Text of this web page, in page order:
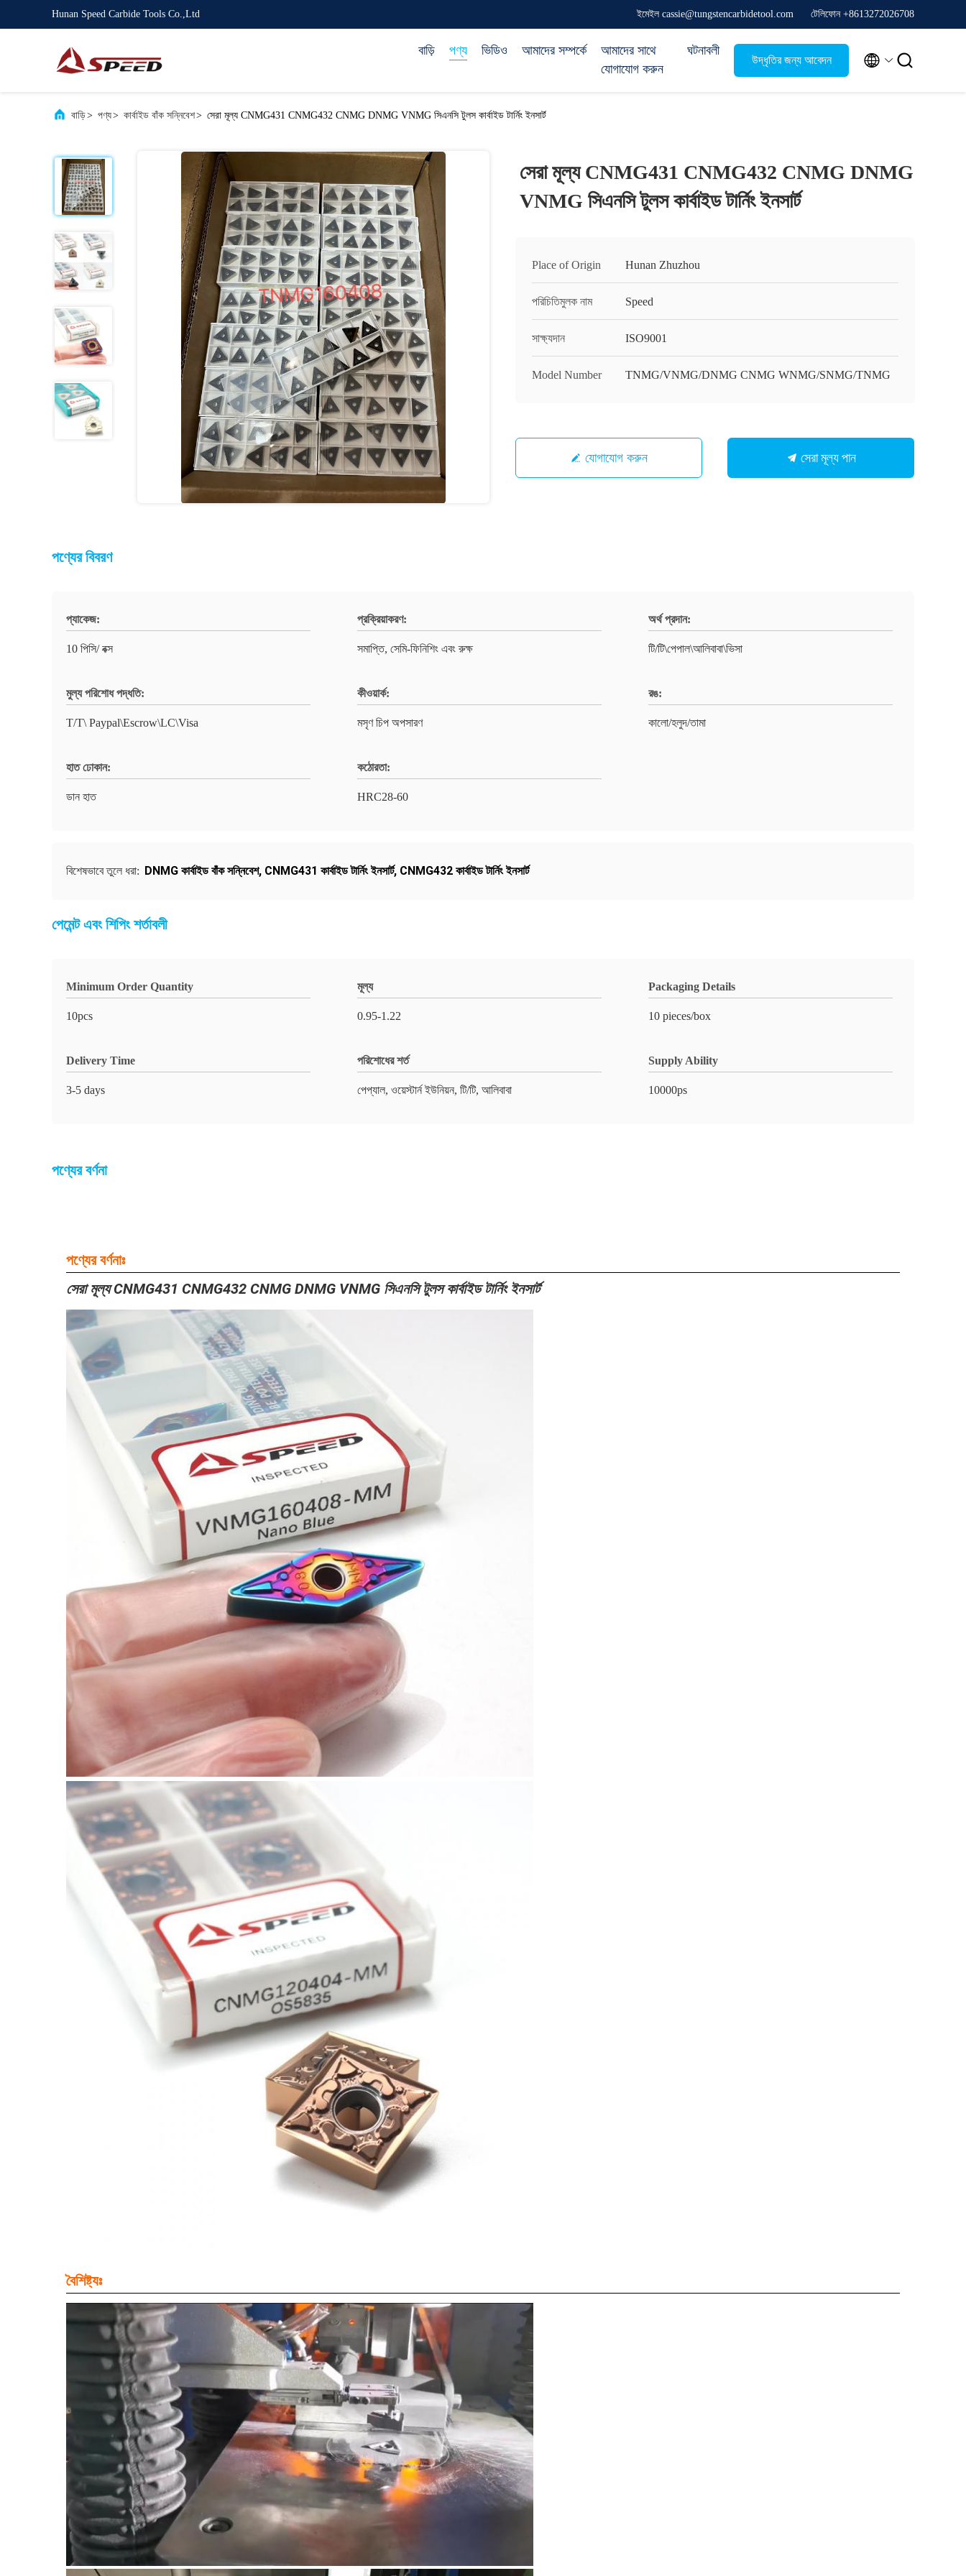
Hunan Speed Carbide Tools Co.,Ltd ইমেইল cassie@tungstencarbidetool.com টেলিফোন +8613272026708
বাড়ি পণ্য ভিডিও আমাদের সম্পর্কে
আমাদের সাথে
যোগাযোগ করুন
ঘটনাবলী
উদ্ধৃতির জন্য আবেদন  
বাড়ি> পণ্য> কার্বাইড বাঁক সন্নিবেশ> সেরা মূল্য CNMG431 CNMG432 CNMG DNMG VNMG সিএনসি টুলস কার্বাইড টার্নিং ইনসার্ট
সেরা মূল্য CNMG431 CNMG432 CNMG DNMG
VNMG সিএনসি টুলস কার্বাইড টার্নিং ইনসার্ট
Place of Origin Hunan Zhuzhou
পরিচিতিমুলক নাম Speed
সাক্ষ্যদান ISO9001
Model Number TNMG/VNMG/DNMG CNMG WNMG/SNMG/TNMG
যোগাযোগ করুন সেরা মূল্য পান
পণ্যের বিবরণ
প্যাকেজ:
10 পিসি/ বক্স
প্রক্রিয়াকরণ:
সমাপ্তি, সেমি-ফিনিশিং এবং রুক্ষ
অর্থ প্রদান:
টি/টি\পেপাল\আলিবাবা\ভিসা
মুল্য পরিশোধ পদ্ধতি:
T/T\ Paypal\Escrow\LC\Visa
কীওয়ার্ক:
মসৃণ চিপ অপসারণ
রঙ:
কালো/হলুদ/তামা
হাত ঢোকান:
ডান হাত
কঠোরতা:
HRC28-60
বিশেষভাবে তুলে ধরা: DNMG কার্বাইড বাঁক সন্নিবেশ, CNMG431 কার্বাইড টার্নিং ইনসার্ট, CNMG432 কার্বাইড টার্নিং ইনসার্ট
পেমেন্ট এবং শিপিং শর্তাবলী
Minimum Order Quantity
10pcs
মূল্য
0.95-1.22
Packaging Details
10 pieces/box
Delivery Time
3-5 days
পরিশোধের শর্ত
পেপ্যাল, ওয়েস্টার্ন ইউনিয়ন, টি/টি, আলিবাবা
Supply Ability
10000ps
পণ্যের বর্ণনা
পণ্যের বর্ণনাঃ
সেরা মূল্য CNMG431 CNMG432 CNMG DNMG VNMG সিএনসি টুলস কার্বাইড টার্নিং ইনসার্ট
বৈশিষ্ট্যঃ